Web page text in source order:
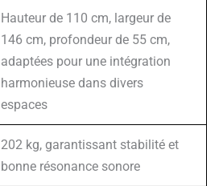
Hauteur de 110 cm, largeur de
146 cm, profondeur de 55 cm,
adaptées pour une intégration
harmonieuse dans divers
espaces
202 kg, garantissant stabilité et
bonne résonance sonore